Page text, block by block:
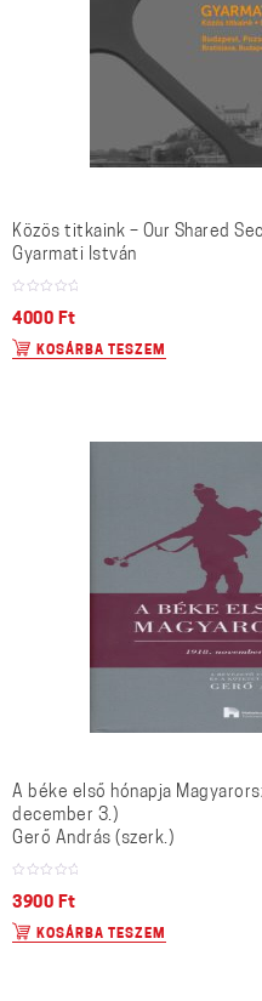
Közös titkaink – Our Shared
Gyarmati István
4000 Ft
KOSÁRBA TESZEM
A béke első hónapja
december 3.)
Gerő András (szerk.)
3900 Ft
KOSÁRBA TESZEM